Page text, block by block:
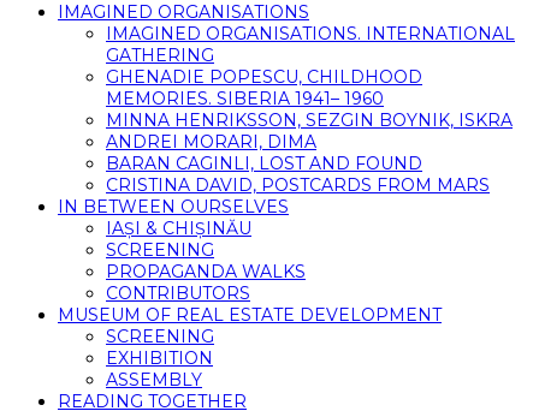
IMAGINED ORGANISATIONS
IMAGINED ORGANISATIONS. INTERNATIONAL
GATHERING
GHENADIE POPESCU, CHILDHOOD
MEMORIES. SIBERIA 1941– 1960
MINNA HENRIKSSON, SEZGIN BOYNIK, ISKRA
ANDREI MORARI, DIMA
BARAN CAGINLI, LOST AND FOUND
CRISTINA DAVID, POSTCARDS FROM MARS
IN BETWEEN OURSELVES
IAȘI & CHIȘINĂU
SCREENING
PROPAGANDA WALKS
CONTRIBUTORS
MUSEUM OF REAL ESTATE DEVELOPMENT
SCREENING
EXHIBITION
ASSEMBLY
READING TOGETHER